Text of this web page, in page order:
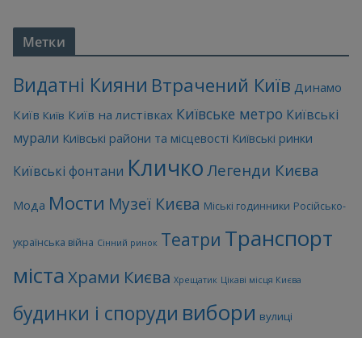
Метки
Видатні Кияни Втрачений Київ Динамо
Київ Київ Київ на листівках Київське метро Київські
мурали Київські райони та місцевості Київські ринки
Київські фонтани Кличко Легенди Києва
Мода Мости Музеї Києва Міські годинники Російсько-
українська війна Сінний ринок Театри Транспорт
міста Храми Києва Хрещатик Цікаві місця Києва
будинки і споруди вибори вулиці